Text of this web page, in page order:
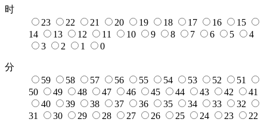
时
23
22 21 20 19 18 17 16
15
14
13 12 11 10 9 8 7 6 5
4
3
2 1 0
分
59
58 57 56 55 54 53 52
51
50
49 48 47 46 45 44 43 42
41
40
39 38 37 36 35 34 33
32
31
30 29 28 27 26 25 24 23
22